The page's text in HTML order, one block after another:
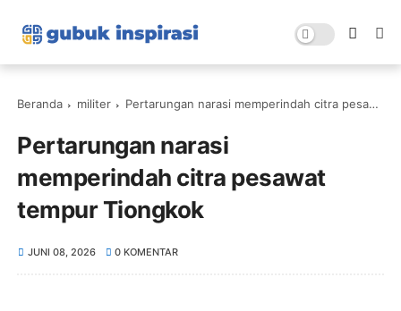
Beranda militer Pertarungan narasi memperindah citra pesawat tempur Tiongkok
Pertarungan narasi
memperindah citra pesawat
tempur Tiongkok
JUNI 08, 2026 0 KOMENTAR